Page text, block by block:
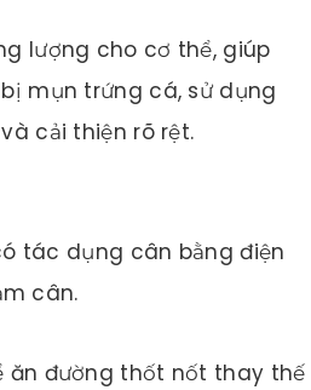
lượng cho cơ thể, giúp
mụn trứng cá, sử dụng
cải thiện rõ rệt.
tác dụng cân bằng điện
cân.
ăn đường thốt nốt thay thế